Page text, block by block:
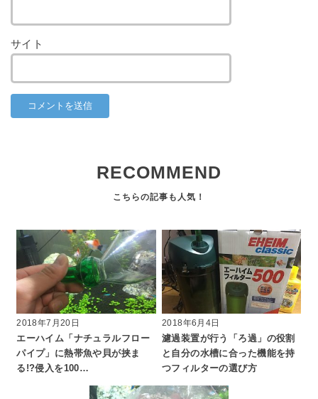
サイト
RECOMMEND
2018年7月20日
エーハイム「ナチュラルフロー
パイプ」に熱帯魚や貝が挟ま
る!?侵入を100…
2018年6月4日
濾過装置が行う「ろ過」の役割
と自分の水槽に合った機能を持
つフィルターの選び方